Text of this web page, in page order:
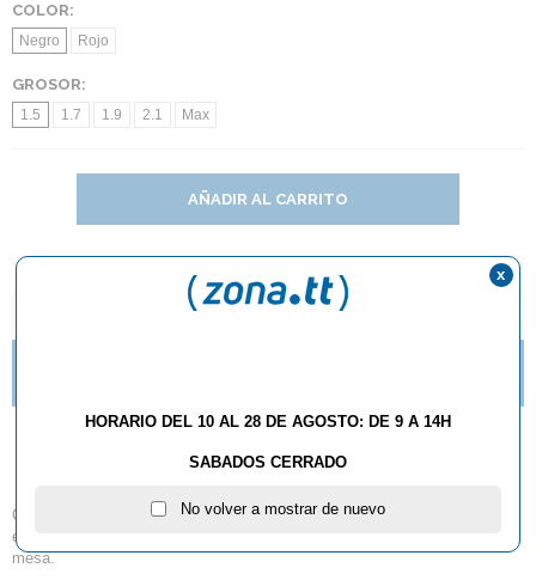
COLOR:
Negro Rojo
GROSOR:
1.5 1.7 1.9 2.1 Max
AÑADIR AL CARRITO
DESCRIPCIÓN Y CARACTERÍSTICAS
Goma Butterfly Sriver L
Cuando se habla de la Sriver L de Butterfly, no resulta ninguna
exageración al calificarla como una leyenda del deporte del tenis de
mesa.
HORARIO DEL 10 AL 28 DE AGOSTO: DE 9 A 14H
SABADOS CERRADO
No volver a mostrar de nuevo
x